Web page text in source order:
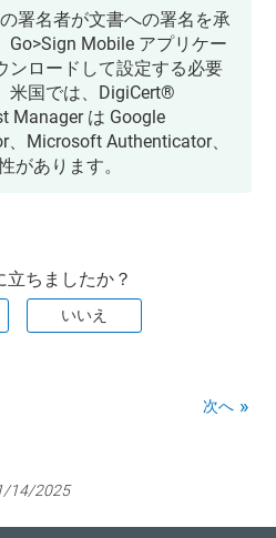
署名者が文書への署名を承
Go>Sign Mobile アプリケー
ンロードして設定する必要
国では、 DigiCert​​®​​
Managerは Google
、Microsoft Authenticator、
があります。
立ちましたか？
いいえ
次へ
14/2025